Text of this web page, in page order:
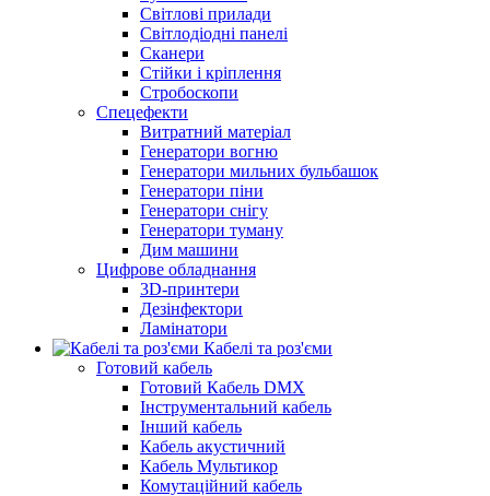
Світлові прилади
Світлодіодні панелі
Сканери
Стійки і кріплення
Стробоскопи
Спецефекти
Витратний матеріал
Генератори вогню
Генератори мильних бульбашок
Генератори піни
Генератори снігу
Генератори туману
Дим машини
Цифрове обладнання
3D-принтери
Дезінфектори
Ламінатори
Кабелі та роз'єми
Готовий кабель
Готовий Кабель DMX
Інструментальний кабель
Інший кабель
Кабель акустичний
Кабель Мультикор
Комутаційний кабель